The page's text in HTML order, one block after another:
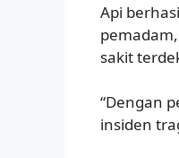
Api
sakit
“Dengan
insiden